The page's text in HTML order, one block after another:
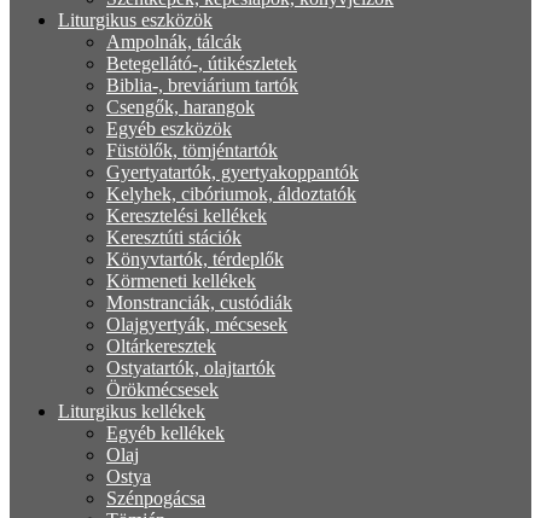
Liturgikus eszközök
Ampolnák, tálcák
Betegellátó-, útikészletek
Biblia-, breviárium tartók
Csengők, harangok
Egyéb eszközök
Füstölők, tömjéntartók
Gyertyatartók, gyertyakoppantók
Kelyhek, cibóriumok, áldoztatók
Keresztelési kellékek
Keresztúti stációk
Könyvtartók, térdeplők
Körmeneti kellékek
Monstranciák, custódiák
Olajgyertyák, mécsesek
Oltárkeresztek
Ostyatartók, olajtartók
Örökmécsesek
Liturgikus kellékek
Egyéb kellékek
Olaj
Ostya
Szénpogácsa